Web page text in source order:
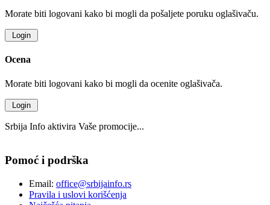
Morate biti logovani kako bi mogli da pošaljete poruku oglašivaču.
Ocena
Morate biti logovani kako bi mogli da ocenite oglašivača.
Srbija Info aktivira Vaše promocije...
Pomoć i podrška
Email: office@srbijainfo.rs
Pravila i uslovi korišćenja